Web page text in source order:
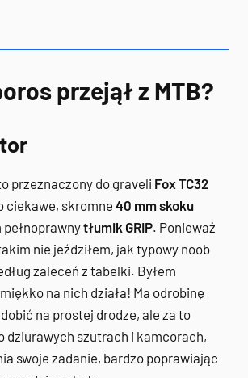
przejął z MTB?
przeznaczony do graveli Fox TC32
ciekawe, skromne 40 mm skoku
tłumik GRIP. Ponieważ
nie jeździłem, jak typowy noob
zaleceń z tabelki. Byłem
na nich działa! Ma odrobinę
na prostej drodze, ale za to
dziurawych szutrach i kamcorach,
swoje zadanie, bardzo poprawiając